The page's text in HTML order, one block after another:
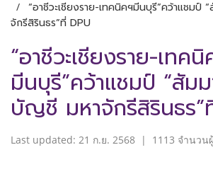
“อาชีวะเชียงราย-เทคนิคฯมีนบุรี”คว้าแชมป์
จักรีสิรินธร”ที่ DPU
“อาชีวะเชียงราย-เทคนิ
มีนบุรี”คว้าแชมป์ “สัม
บัญชี มหาจักรีสิรินธร”
Last updated: 21 ก.ย. 2568 | 1113 จำนวน